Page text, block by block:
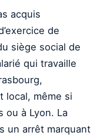
acquis
de
siège social de
qui travaille
local, même si
ou à Lyon. La
un arrêt marquant